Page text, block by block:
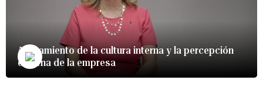
Alineamiento de la cultura interna y la percepción
externa de la empresa